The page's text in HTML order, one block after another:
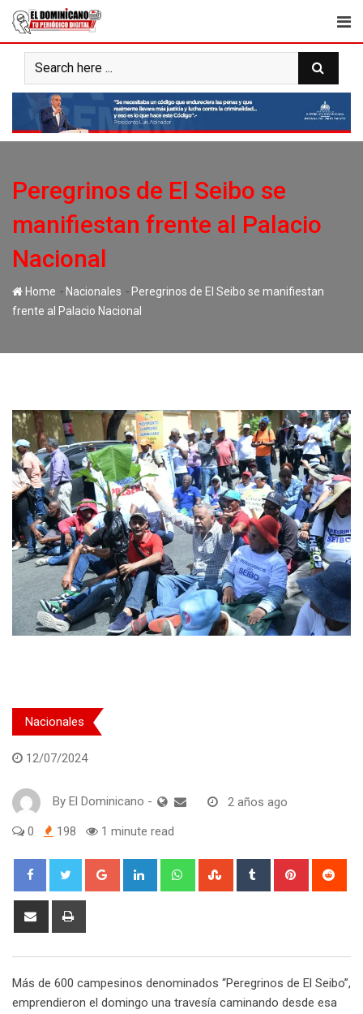
Skip
content
Peregrinos de El Seibo se
manifiestan frente al Palacio
Nacional
Home - Nacionales - Peregrinos de El Seibo se manifiestan
frente al Palacio Nacional
Nacionales
12/07/2024
By El Dominicano - 2 años ago
0 198 1 minute read
Google+ LinkedIn WhatsappStumbleUpon
Tumblr Pinterest
Share
Más de 600 campesinos denominados “Peregrinos de El Seibo”,
emprendieron el domingo una travesía caminando desde esa